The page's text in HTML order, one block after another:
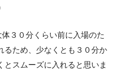
３０分くらい前に入場のた
るため、少なくとも３０分か
とスムーズに入れると思いま